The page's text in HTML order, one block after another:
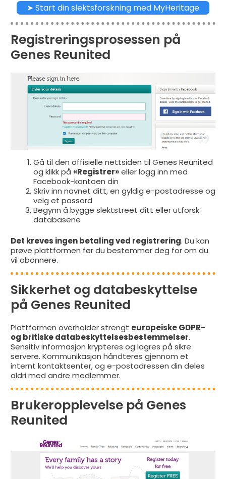
➤ Start din slektsforskning med MyHeritage
Registreringsprosessen på
Genes Reunited
Gå til den offisielle nettsiden til Genes Reunited
og klikk på «Registrer»eller logg inn med
Facebook-kontoen din
Skriv inn navnet ditt, en gyldig e-postadresse og
velg et passord
Begynn å bygge slektstreet ditt eller utforsk
databasene
Det kreves ingen betaling ved registrering. Du kan
prøve plattformen før du bestemmer deg for om du
vil abonnere.
Sikkerhet og databeskyttelse
på Genes Reunited
Plattformen overholder strengt europeiske GDPR-
og britiske databeskyttelsesbestemmelser.
Sensitiv informasjon krypteres og lagres på sikre
servere. Kommunikasjon håndteres gjennom et
internt kontaktsenter, og e-postadressen din deles
aldri med andre medlemmer.
Brukeropplevelse på Genes
Reunited